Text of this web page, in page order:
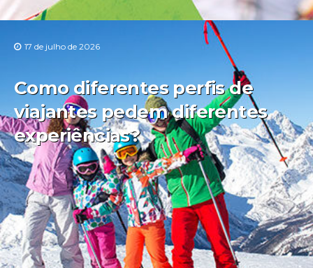
17 de julho de 2026
Como diferentes perfis de
viajantes pedem diferentes
experiências?